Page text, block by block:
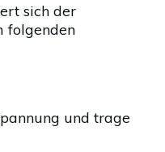
sich der
folgenden
und trage